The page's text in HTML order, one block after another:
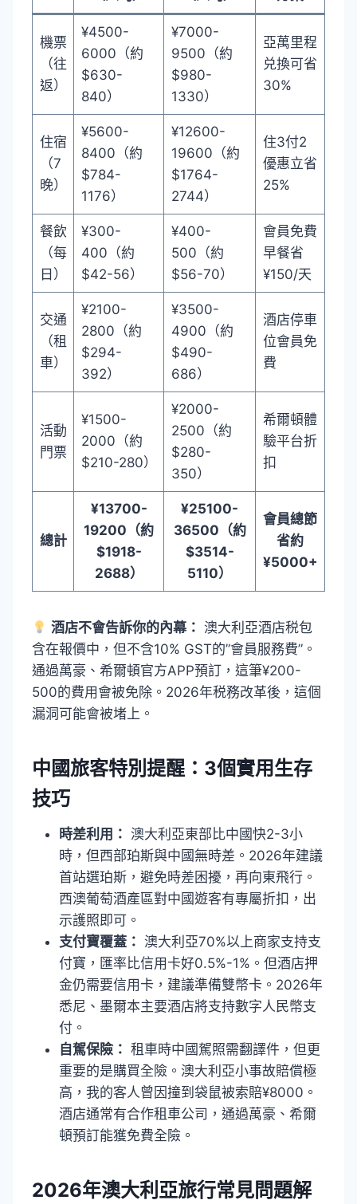
機票
（往
返）
¥4500-
6000（約
$630-
840）
¥7000-
9500（約
$980-
1330）
亞萬里程
兑換可省
30%
住宿
（7
晚）
¥5600-
8400（約
$784-
1176）
¥12600-
19600（約
$1764-
2744）
住3付2
優惠立省
25%
餐飲
（每
日）
¥300-
400（約
$42-56）
¥400-
500（約
$56-70）
會員免費
早餐省
¥150/天
交通
（租
車）
¥2100-
2800（約
$294-
392）
¥3500-
4900（約
$490-
686）
酒店停車
位會員免
費
活動
門票
¥1500-
2000（約
$210-280）
¥2000-
2500（約
$280-
350）
希爾頓體
驗平台折
扣
總計
¥13700-
19200（約
$1918-
2688）
¥25100-
36500（約
$3514-
5110）
會員總節
省約
¥5000+
酒店不會告訴你的內幕： 澳大利亞酒店税包
含在報價中，但不含10% GST的”會員服務費”。
通過萬豪、希爾頓官方APP預訂，這筆¥200-
500的費用會被免除。2026年税務改革後，這個
漏洞可能會被堵上。
中國旅客特別提醒：3個實用生存
技巧
時差利用： 澳大利亞東部比中國快2-3小
時，但西部珀斯與中國無時差。2026年建議
首站選珀斯，避免時差困擾，再向東飛行。
西澳葡萄酒產區對中國遊客有專屬折扣，出
示護照即可。
支付寶覆蓋： 澳大利亞70%以上商家支持支
付寶，匯率比信用卡好0.5%-1%。但酒店押
金仍需要信用卡，建議準備雙幣卡。2026年
悉尼、墨爾本主要酒店將支持數字人民幣支
付。
自駕保險： 租車時中國駕照需翻譯件，但更
重要的是購買全險。澳大利亞小事故賠償極
高，我的客人曾因撞到袋鼠被索賠¥8000。
酒店通常有合作租車公司，通過萬豪、希爾
頓預訂能獲免費全險。
2026年澳大利亞旅行常見問題解